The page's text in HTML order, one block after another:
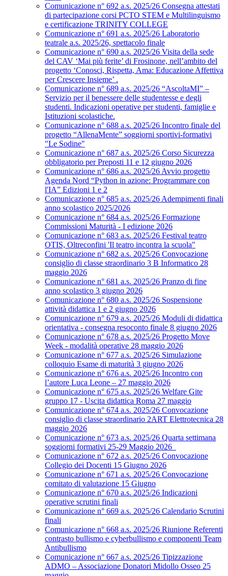
Comunicazione n° 692 a.s. 2025/26 Consegna attestati
di partecipazione corsi PCTO STEM e Multilinguismo
e certificazione TRINITY COLLEGE
Comunicazione n° 691 a.s. 2025/26 Laboratorio
teatrale a.s. 2025/26, spettacolo finale
Comunicazione n° 690 a.s. 2025/26 Visita della sede
del CAV ‘Mai più ferite’ di Frosinone, nell’ambito del
progetto ‘Conosci, Rispetta, Ama: Educazione Affettiva
per Crescere Insieme’ .
Comunicazione n° 689 a.s. 2025/26 “AscoltaMI” –
Servizio per il benessere delle studentesse e degli
studenti. Indicazioni operative per studenti, famiglie e
Istituzioni scolastiche.
Comunicazione n° 688 a.s. 2025/26 Incontro finale del
progetto “AllenaMente” soggiorni sportivi‑formativi
"Le Sodine"
Comunicazione n° 687 a.s. 2025/26 Corso Sicurezza
obbligatorio per Preposti 11 e 12 giugno 2026
Comunicazione n° 686 a.s. 2025/26 Avvio progetto
Agenda Nord “Python in azione: Programmare con
l'IA” Edizioni 1 e 2
Comunicazione n° 685 a.s. 2025/26 Adempimenti finali
anno scolastico 2025/2026
Comunicazione n° 684 a.s. 2025/26 Formazione
Commissioni Maturità - I edizione 2026
Comunicazione n° 683 a.s. 2025/26 Festival teatro
OTIS, Oltreconfini 'Il teatro incontra la scuola"
Comunicazione n° 682 a.s. 2025/26 Convocazione
consiglio di classe straordinario 3 B Informatico 28
maggio 2026
Comunicazione n° 681 a.s. 2025/26 Pranzo di fine
anno scolastico 3 giugno 2026
Comunicazione n° 680 a.s. 2025/26 Sospensione
attività didattica 1 e 2 giugno 2026
Comunicazione n° 679 a.s. 2025/26 Moduli di didattica
orientativa - consegna resoconto finale 8 giugno 2026
Comunicazione n° 678 a.s. 2025/26 Progetto Move
Week - modalità operative 28 maggio 2026
Comunicazione n° 677 a.s. 2025/26 Simulazione
colloquio Esame di maturità 3 giugno 2026
Comunicazione n° 676 a.s. 2025/26 Incontro con
l’autore Luca Leone – 27 maggio 2026
Comunicazione n° 675 a.s. 2025/26 Welfare Gite
gruppo 17 - Uscita didattica Roma 27 maggio
Comunicazione n° 674 a.s. 2025/26 Convocazione
consiglio di classe straordinario 2ART Elettrotecnica 28
maggio 2026
Comunicazione n° 673 a.s. 2025/26 Quarta settimana
soggiorni formativi 25-29 Maggio 2026
Comunicazione n° 672 a.s. 2025/26 Convocazione
Collegio dei Docenti 15 Giugno 2026
Comunicazione n° 671 a.s. 2025/26 Convocazione
comitato di valutazione 15 Giugno
Comunicazione n° 670 a.s. 2025/26 Indicazioni
operative scrutini finali
Comunicazione n° 669 a.s. 2025/26 Calendario Scrutini
finali
Comunicazione n° 668 a.s. 2025/26 Riunione Referenti
contrasto bullismo e cyberbullismo e componenti Team
Antibullismo
Comunicazione n° 667 a.s. 2025/26 Tipizzazione
ADMO – Associazione Donatori Midollo Osseo 25